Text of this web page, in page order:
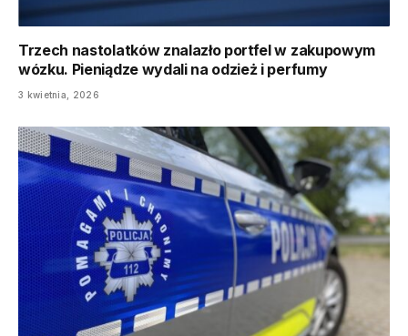
Trzech nastolatków znalazło portfel w zakupowym
wózku. Pieniądze wydali na odzież i perfumy
3 kwietnia, 2026